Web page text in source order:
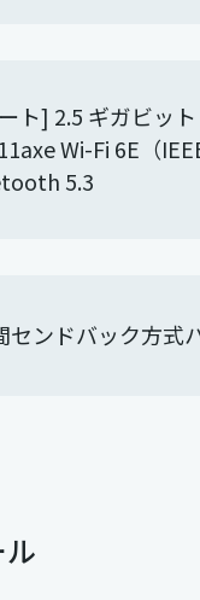
ト] 2.5 ギガビッ
Wi-Fi 6E（
5.3
センドバック方式